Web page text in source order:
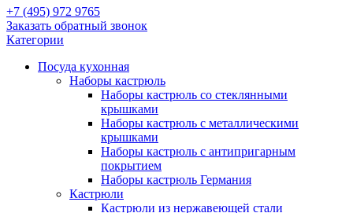
+7 (495) 972 9765
Заказать обратный звонок
Категории
Посуда кухонная
Наборы кастрюль
Наборы кастрюль со стеклянными
крышками
Наборы кастрюль с металлическими
крышками
Наборы кастрюль с антипригарным
покрытием
Наборы кастрюль Германия
Кастрюли
Кастрюли из нержавеющей стали